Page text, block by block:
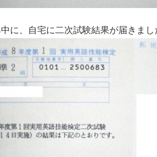
に、自宅に二次試験結果が届きまし